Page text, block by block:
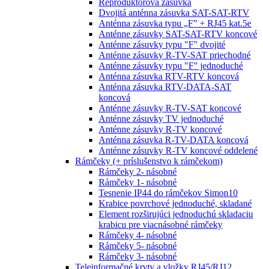
Reproduktorová zásuvka
Dvojitá anténna zásuvka SAT-SAT-RTV
Anténna zásuvka typu „F” + RJ45 kat.5e
Anténne zásuvky SAT-SAT-RTV koncové
Anténne zásuvky typu "F" dvojité
Anténne zásuvky R-TV-SAT priechodné
Anténne zásuvky typu "F" jednoduché
Anténna zásuvka RTV-RTV koncová
Anténna zásuvka RTV-DATA-SAT
koncová
Anténne zásuvky R-TV-SAT koncové
Anténne zásuvky TV jednoduché
Anténne zásuvky R-TV koncové
Anténna zásuvka R-TV-DATA koncová
Anténne zásuvky R-TV koncové oddelené
Rámčeky (+ príslušenstvo k rámčekom)
Rámčeky 2- násobné
Rámčeky 1- násobné
Tesnenie IP44 do rámčekov Simon10
Krabice povrchové jednoduché, skladané
Element rozširujúci jednoduchú skladaciu
krabicu pre viacnásobné rámčeky
Rámčeky 4- násobné
Rámčeky 5- násobné
Rámčeky 3- násobné
Teleinformačné kryty a vložky RJ45/RJ12